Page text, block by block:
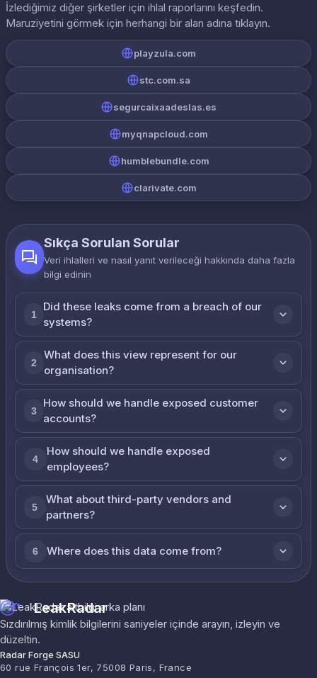
İzlediğimiz diğer şirketler için ihlal raporlarını keşfedin.
Maruziyetini görmek için herhangi bir alan adına tıklayın.
playzula.com
stc.com.sa
segurcaixaadeslas.es
myqnapcloud.com
humblebundle.com
clarivate.com
Sıkça Sorulan Sorular
Veri ihlalleri ve nasıl yanıt verileceği hakkında daha fazla
bilgi edinin
1
Did these leaks come from a breach of our
systems?
2
What does this view represent for our
organisation?
3
How should we handle exposed customer
accounts?
4
How should we handle exposed
employees?
5
What about third-party vendors and
partners?
6 Where does this data come from?
LeakRadar
Sızdırılmış kimlik bilgilerini saniyeler içinde arayın, izleyin ve
düzeltin.
Radar Forge SASU
60 rue François 1er, 75008 Paris, France